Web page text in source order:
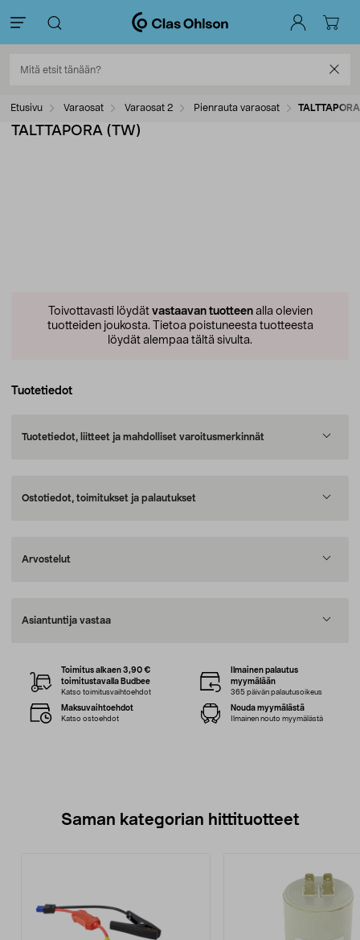
Etusivu Varaosat Varaosat 2 Pienrauta varaosat
TALTTAPORA (TW)
Toivottavasti löydät vastaavan tuotteenalla olevien
tuotteiden joukosta. Tietoa poistuneesta tuotteesta
löydät alempaa tältä sivulta.
Tuotetiedot
Tuotetiedot, liitteet ja mahdolliset varoitusmerkinnät
Ostotiedot, toimitukset ja palautukset
Arvostelut
Asiantuntija vastaa
Toimitus alkaen 3,90 €
toimitustavalla Budbee
Katso toimitusvaihtoehdot
Ilmainen palautus
myymälään
365 päivän palautusoikeus
Maksuvaihtoehdot
Katso ostoehdot
Nouda myymälästä
Ilmainen nouto myymälästä
Saman kategorian hittituotteet